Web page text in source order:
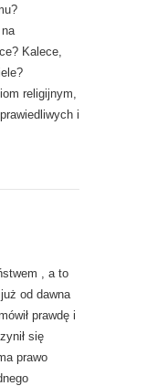
Kalece,
religijnym,
i
, a to
od dawna
prawdę i
się
prawo